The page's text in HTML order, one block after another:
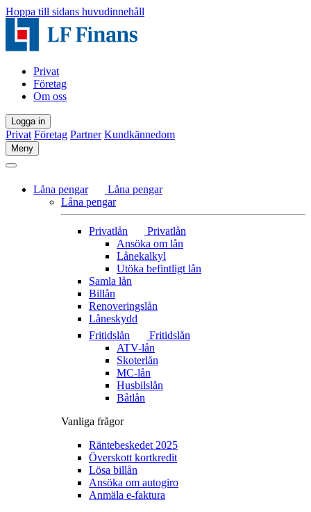
Hoppa till sidans huvudinnehåll
Privat
Företag
Om oss
Logga in
Privat Företag Partner Kundkännedom
Meny
Låna pengar
Låna pengar
Låna pengar
Privatlån
Privatlån
Ansöka om lån
Lånekalkyl
Utöka befintligt lån
Samla lån
Billån
Renoveringslån
Låneskydd
Fritidslån
Fritidslån
ATV-lån
Skoterlån
MC-lån
Husbilslån
Båtlån
Vanliga frågor
Räntebeskedet 2025
Överskott kortkredit
Lösa billån
Ansöka om autogiro
Anmäla e-faktura